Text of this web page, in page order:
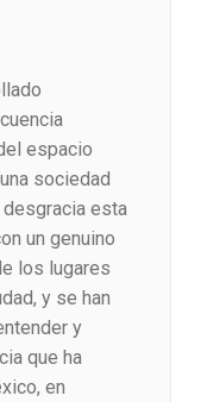
espacio
sociedad
esta
un genuino
los lugares
y se han
y
que ha
en